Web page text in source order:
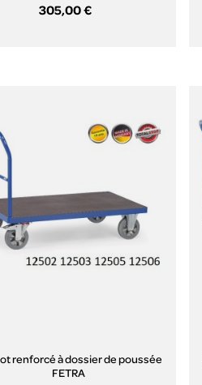
305,00 €
renforcé à dossier de poussée
FETRA